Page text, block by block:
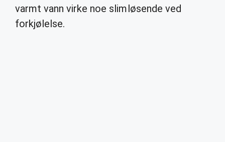
varmt vann virke noe slimløsende ved
forkjølelse.